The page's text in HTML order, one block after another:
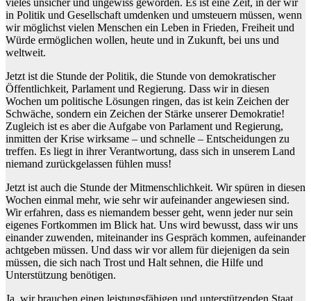
vieles unsicher und ungewiss geworden. Es ist eine Zeit, in der wir
in Politik und Gesellschaft umdenken und umsteuern müssen, wenn
wir möglichst vielen Menschen ein Leben in Frieden, Freiheit und
Würde ermöglichen wollen, heute und in Zukunft, bei uns und
weltweit.
Jetzt ist die Stunde der Politik, die Stunde von demokratischer
Öffentlichkeit, Parlament und Regierung. Dass wir in diesen
Wochen um politische Lösungen ringen, das ist kein Zeichen der
Schwäche, sondern ein Zeichen der Stärke unserer Demokratie!
Zugleich ist es aber die Aufgabe von Parlament und Regierung,
inmitten der Krise wirksame – und schnelle – Entscheidungen zu
treffen. Es liegt in ihrer Verantwortung, dass sich in unserem Land
niemand zurückgelassen fühlen muss!
Jetzt ist auch die Stunde der Mitmenschlichkeit. Wir spüren in diesen
Wochen einmal mehr, wie sehr wir aufeinander angewiesen sind.
Wir erfahren, dass es niemandem besser geht, wenn jeder nur sein
eigenes Fortkommen im Blick hat. Uns wird bewusst, dass wir uns
einander zuwenden, miteinander ins Gespräch kommen, aufeinander
achtgeben müssen. Und dass wir vor allem für diejenigen da sein
müssen, die sich nach Trost und Halt sehnen, die Hilfe und
Unterstützung benötigen.